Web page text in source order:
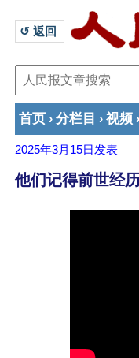
↺ 返回
首页 › 分栏目 › 视频 ›
2025年3月15日 发表
他们记得前世经